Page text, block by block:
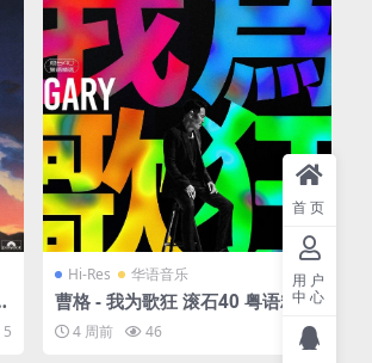
5
Hi-Res 华语音乐
曹格 - 我为歌狂 滚石40 粤语精选
（2022/FLAC/分轨/912M）(24
bit/48kHz)
4 周前 46 5
首页
用户
中心